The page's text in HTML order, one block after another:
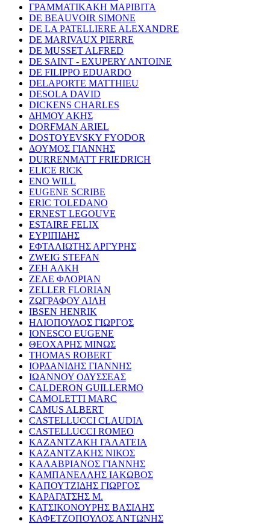
ΓΡΑΜΜΑΤΙΚΑΚΗ ΜΑΡΙΒΙΤΑ
DE BEAUVOIR SIMONE
DE LA PATELLIERE ALEXANDRE
DE MARIVAUX PIERRE
DE MUSSET ALFRED
DE SAINT - EXUPERY ANTOINE
DE FILIPPO EDUARDO
DELAPORTE MATTHIEU
DESOLA DAVID
DICKENS CHARLES
ΔΗΜΟΥ ΑΚΗΣ
DORFMAN ARIEL
DOSTOYEVSKY FYODOR
ΔΟΥΜΟΣ ΓΙΑΝΝΗΣ
DURRENMATT FRIEDRICH
ELICE RICK
ENO WILL
EUGENE SCRIBE
ERIC TOLEDANO
ERNEST LEGOUVE
ESTAIRE FELIX
ΕΥΡΙΠΙΔΗΣ
ΕΦΤΑΛΙΩΤΗΣ ΑΡΓΥΡΗΣ
ZWEIG STEFAN
ΖΕΗ ΑΛΚΗ
ΖΕΛΕ ΦΛΟΡΙΑΝ
ZELLER FLORIAN
ΖΩΓΡΑΦΟΥ ΛΙΛΗ
IBSEN HENRIK
ΗΛΙΟΠΟΥΛΟΣ ΓΙΩΡΓΟΣ
IONESCO EUGENE
ΘΕΟΧΑΡΗΣ ΜΙΝΩΣ
THOMAS ROBERT
ΙΟΡΔΑΝΙΔΗΣ ΓΙΑΝΝΗΣ
ΙΩΑΝΝΟΥ ΟΔΥΣΣΕΑΣ
CALDERON GUILLERMO
CAMOLETTI MARC
CAMUS ALBERT
CASTELLUCCI CLAUDIA
CASTELLUCCI ROMEO
ΚΑΖΑΝΤΖΑΚΗ ΓΑΛΑΤΕΙΑ
ΚΑΖΑΝΤΖΑΚΗΣ ΝΙΚΟΣ
ΚΑΛΑΒΡΙΑΝΟΣ ΓΙΑΝΝΗΣ
ΚΑΜΠΑΝΕΛΛΗΣ ΙΑΚΩΒΟΣ
ΚΑΠΟΥΤΖΙΔΗΣ ΓΙΩΡΓΟΣ
ΚΑΡΑΓΑΤΣΗΣ Μ.
ΚΑΤΣΙΚΟΝΟΥΡΗΣ ΒΑΣΙΛΗΣ
ΚΑΦΕΤΖΟΠΟΥΛΟΣ ΑΝΤΩΝΗΣ